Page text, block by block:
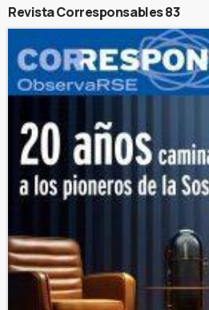
Revista Corresponsables 83